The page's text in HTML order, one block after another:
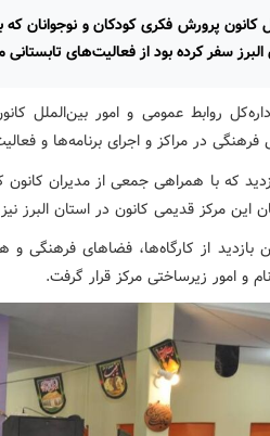
کانون پرورش فکری کودکان و نوجوانان
البرز سفر کرده بود از فعالیت‌های
روابط عمومی و امور بین‌الملل
در مراکز و اجرای برنامه‌ها و
که با همراهی جمعی از مدیران
این مرکز قدیمی‌ کانون در استان البرز
بازدید از کارگاه‌ها، فضاهای فرهنگی و
و امور زیرساختی مرکز قرار گرفت.